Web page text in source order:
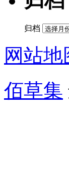
归档
网站地
佰草集